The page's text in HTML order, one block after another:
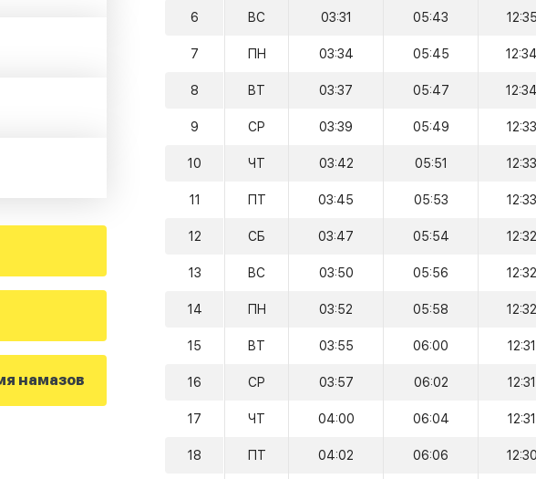
намазов
6 ВС 03:31 05:43 12:35
7 ПН 03:34 05:45 12:34
8 ВТ 03:37 05:47 12:34
9 СР 03:39 05:49 12:33
10 ЧТ 03:42 05:51 12:33
11 ПТ 03:45 05:53 12:33
12 СБ 03:47 05:54 12:32
13 ВС 03:50 05:56 12:32
14 ПН 03:52 05:58 12:32
15 ВТ 03:55 06:00 12:31
16 СР 03:57 06:02 12:31
17 ЧТ 04:00 06:04 12:31
18 ПТ 04:02 06:06 12:30